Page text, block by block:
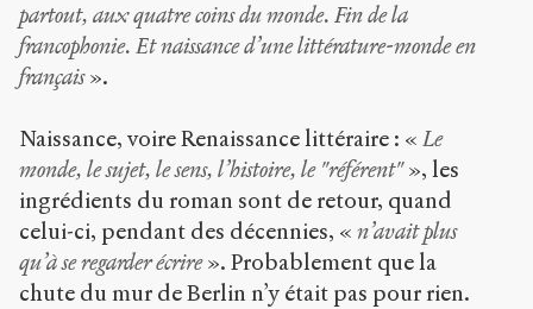
partout, aux quatre coins du monde. Fin de la
francophonie. Et naissance d’une littérature-monde en
français».
Naissance, voire Renaissance littéraire : « Le
monde, le sujet, le sens, l’histoire, le "référent"», les
ingrédients du roman sont de retour, quand
celui-ci, pendant des décennies, « n’avait plus
qu’à se regarder écrire». Probablement que la
chute du mur de Berlin n’y était pas pour rien.